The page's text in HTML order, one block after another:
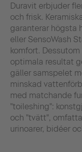
Duravit erbjuder
och frisk.
garanterar högsta
eller SensoWash
komfort.
optimala resultat
gäller samspelet
minskad
med matchande
"toileshing":
och "tvätt",
urinoarer, bidéer